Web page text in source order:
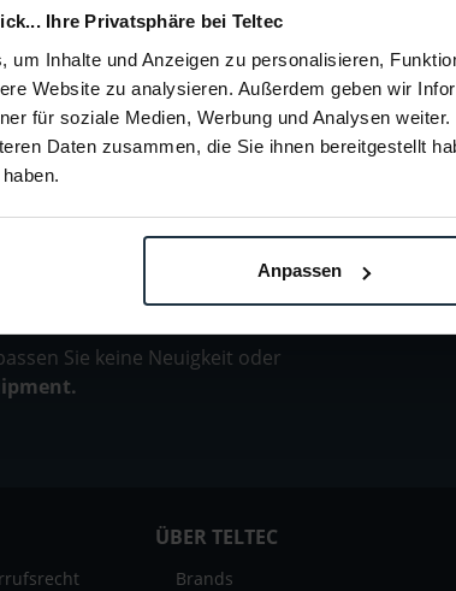
Ihre Privatsphäre bei Teltec
um Inhalte und Anzeigen zu personalisieren,
Website zu analysieren. Außerdem geben wir
für soziale Medien, Werbung und Analysen
Daten zusammen, die Sie ihnen bereitgestellt
Anpassen
bitte anfragen
Brutto: € 290,36
Liefertermin bitte anfragen
Sie keine Neuigkeit oder
ÜBER TELTEC
Brands